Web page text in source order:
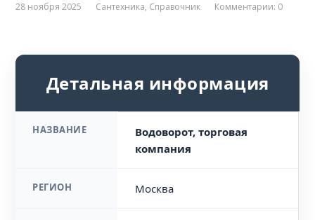
28 ноября 2025 Сантехника, Справочник Комментарии: 0
Детальная информация
НАЗВАНИЕ
Водоворот, торговая
компания
РЕГИОН Москва